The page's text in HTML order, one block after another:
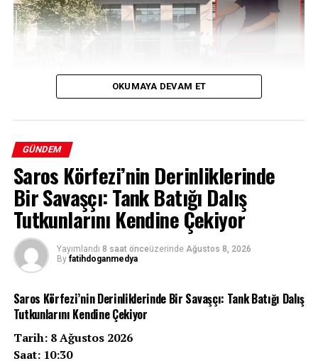
Bir Yıllık Belirsizlik: Evindar Tiğrak’ın
Kaybı
Batman’da 7 Haziran 2025 tarihinden bu yana haber
alınamayan 31 yaşındaki Evindar Tiğrak için başlatılan
soruşturmada çarpıcı gelişmeler yaşandı. Uzun süredir
titizlikle yürütülen çalışmalar, kayıp kadının bir cinayete
kurban gitmiş olabileceği ihtimalini güçlendirirken,
soruşturma kapsamında gözaltına alınan iki şüpheli
tutuklanarak cezaevine gönderildi. Olayın aydınlatılması
için güvenlik güçleri, Tiğrak’ın cesedine ulaşmak
amacıyla belirlenen bölgelerde arama çalışmalarını
sürdürüyor.
OKUMAYA DEVAM ET
GÜNDEM
Saros Körfezi’nin Derinliklerinde
Bir Savaşçı: Tank Batığı Dalış
Tutkunlarını Kendine Çekiyor
Yayımlandı 8 saat önceüzerinde Ağustos 8, 2026
By fatihdoganmedya
Saros Körfezi’nin Derinliklerinde Bir Savaşçı: Tank Batığı Dalış
Tutkunlarını Kendine Çekiyor
Tarih: 8 Ağustos 2026
Saat: 10:30